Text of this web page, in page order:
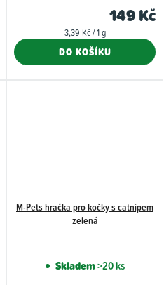
149 Kč
Měrná
3,39 Kč / 1 g
DO KOŠÍKU
M-Pets hračka pro kočky s catnipem
zelená
Skladem>20 ks